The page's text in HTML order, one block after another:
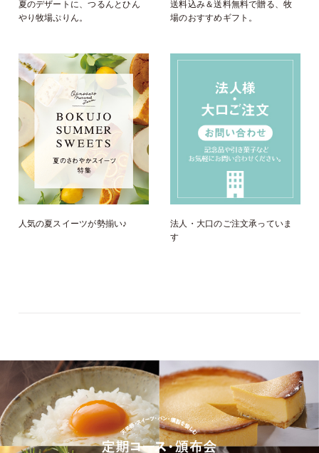
夏のデザートに、つるんとひん
やり牧場ぷりん。
送料込み＆送料無料で贈る、牧
場のおすすめギフト。
人気の夏スイーツが勢揃い♪
法人・大口のご注文承っていま
す